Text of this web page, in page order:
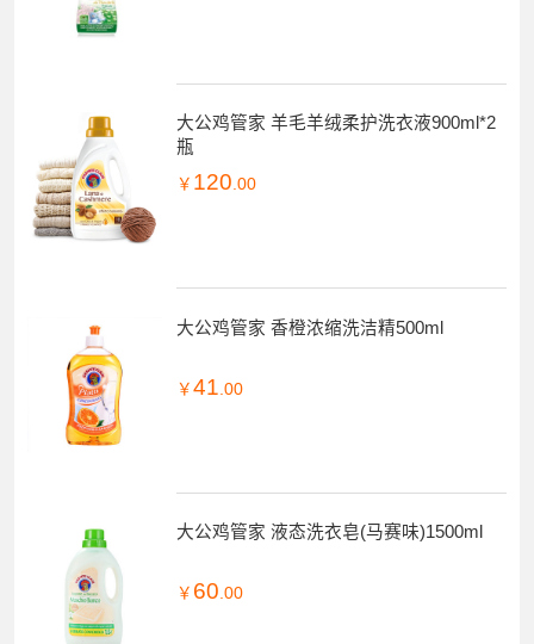
大公鸡管家 羊毛羊绒柔护洗衣液900ml*2
瓶
￥ 120.00
大公鸡管家 香橙浓缩洗洁精500ml
￥ 41 .00
大公鸡管家 液态洗衣皂(马赛味)1500ml
￥ 60.00